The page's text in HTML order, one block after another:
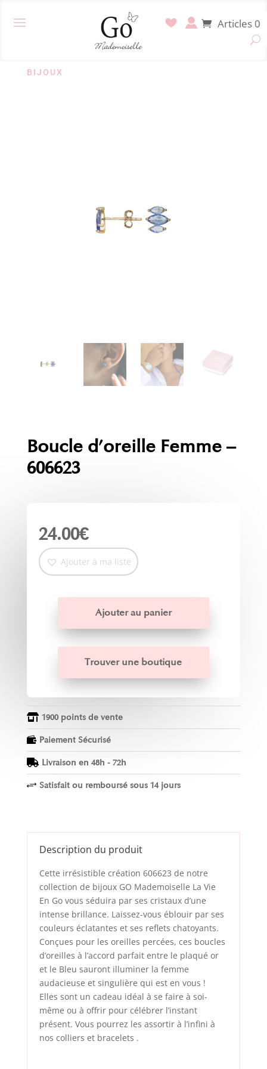
Articles 0
BIJOUX
Boucle d’oreille Femme –
606623
24.00€
Ajouter à ma liste
Ajouter au panier
Trouver une boutique
 1900 points de vente
 Paiement Sécurisé
 Livraison en 48h - 72h
+ Satisfait ou remboursé sous 14 jours
Description du produit
Cette irrésistible création 606623 de notre
collection de bijoux GO Mademoiselle La Vie
En Go vous séduira par ses cristaux d’une
intense brillance. Laissez-vous éblouir par ses
couleurs éclatantes et ses reflets chatoyants.
Conçues pour les oreilles percées, ces boucles
d’oreilles à l’accord parfait entre le plaqué or
et le Bleu sauront illuminer la femme
audacieuse et singulière qui est en vous !
Elles sont un cadeau idéal à se faire à soi-
même ou à offrir pour célébrer l’instant
présent. Vous pourrez les assortir à l’infini à
nos colliers et bracelets .